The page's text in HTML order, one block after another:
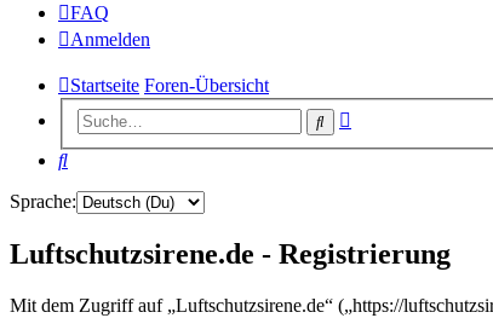
FAQ
Anmelden
Startseite Foren-Übersicht
Suche
Suche
Sprache:
Luftschutzsirene.de - Registrierung
Mit dem Zugriff auf „Luftschutzsirene.de“ („https://